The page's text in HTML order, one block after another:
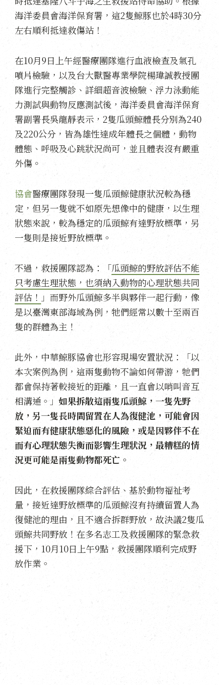
海洋委員會海洋保育署，這2隻鯨豚也於4時30分
左右順利抵達救傷站！
在10月9日上午經醫療團隊進行血液檢查及氣孔
噴片檢驗，以及台大獸醫專業學院楊瑋誠教授團
隊進行完整觸診、詳細超音波檢驗、浮力泳動能
力測試與動物反應測試後，海洋委員會海洋保育
署副署長吳龍靜表示，2隻瓜頭鯨體長分別為240
及220公分，皆為雄性達成年體長之個體，動物
體態、呼吸及心跳狀況尚可，並且體表沒有嚴重
外傷。
協會醫療團隊發現一隻瓜頭鯨健康狀況較為穩
定，但另一隻就不如原先想像中的健康，以生理
狀態來說，較為穩定的瓜頭鯨有達野放標準，另
一隻則是接近野放標準。
不過，救援團隊認為：「瓜頭鯨的野放評估不能
只考慮生理狀態，也須納入動物的心理狀態共同
評估！ 」而野外瓜頭鯨多半與夥伴一起行動，像
是以臺灣東部海域為例，牠們經常以數十至兩百
隻的群體為主！
此外，中華鯨豚協會也形容現場安置狀況：「以
本次案例為例，這兩隻動物不論如何帶游，牠們
都會保持著較接近的距離，且一直會以哨叫音互
相溝通。」 如果拆散這兩隻瓜頭鯨，一隻先野
放，另一隻長時間留置在人為復健池，可能會因
緊迫而有健康狀態惡化的風險，或是因夥伴不在
而有心理狀態失衡而影響生理狀況，最糟糕的情
況更可能是兩隻動物都死亡。
因此，在救援團隊綜合評估、基於動物福祉考
量，接近達野放標準的瓜頭鯨沒有持續留置人為
復健池的理由，且不適合拆群野放，故決議2隻瓜
頭鯨共同野放！在多名志工及救援團隊的緊急救
援下，10月10日上午9點，救援團隊順利完成野
放作業。